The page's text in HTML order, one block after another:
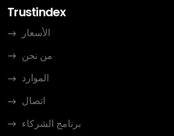
Trustindex
الأسعار
من نحن
الموارد
اتصال
برنامج الشركاء